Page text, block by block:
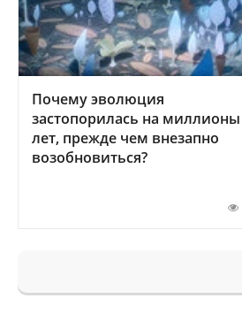
Почему эволюция
застопорилась на миллионы
лет, прежде чем внезапно
возобновиться?